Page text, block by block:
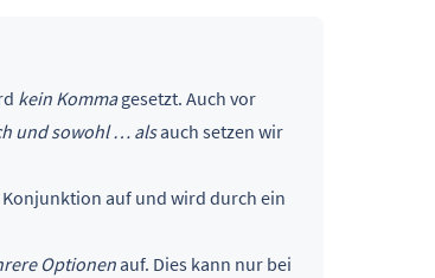
kein Kommagesetzt. Auch vor
und sowohl … alsauch setzen wir
auf und wird durch ein
Optionenauf. Dies kann nur bei